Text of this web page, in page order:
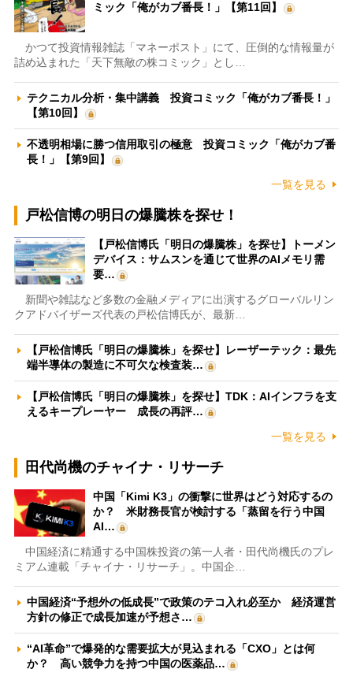
ミック「俺がカブ番長！」【第11回】
かつて投資情報雑誌「マネーポスト」にて、圧倒的な情報量が
詰め込まれた「天下無敵の株コミック」とし…
テクニカル分析・集中講義 投資コミック「俺がカブ番長！」
【第10回】
不透明相場に勝つ信用取引の極意 投資コミック「俺がカブ番
長！」【第9回】
一覧を見る
戸松信博の明日の爆騰株を探せ！
【戸松信博氏「明日の爆騰株」を探せ】トーメン
デバイス：サムスンを通じて世界のAIメモリ需
要…
新聞や雑誌など多数の金融メディアに出演するグローバルリン
クアドバイザーズ代表の戸松信博氏が、最新…
【戸松信博氏「明日の爆騰株」を探せ】レーザーテック：最先
端半導体の製造に不可欠な検査装…
【戸松信博氏「明日の爆騰株」を探せ】TDK：AIインフラを支
えるキープレーヤー 成長の再評…
一覧を見る
田代尚機のチャイナ・リサーチ
中国「Kimi K3」の衝撃に世界はどう対応するの
か？ 米財務長官が検討する「蒸留を行う中国
AI…
中国経済に精通する中国株投資の第一人者・田代尚機氏のプレ
ミアム連載「チャイナ・リサーチ」。中国企…
中国経済“予想外の低成長”で政策のテコ入れ必至か 経済運営
方針の修正で成長加速が予想さ…
“AI革命”で爆発的な需要拡大が見込まれる「CXO」とは何
か？ 高い競争力を持つ中国の医薬品…